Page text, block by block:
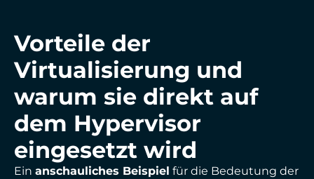
Vorteile der
Virtualisierung und
warum sie direkt auf
dem Hypervisor
eingesetzt wird
Ein anschauliches Beispiel für die Bedeutung der